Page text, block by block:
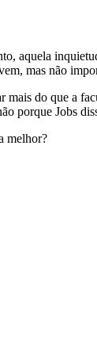
mas não
do que a
porque Jobs
melhor?